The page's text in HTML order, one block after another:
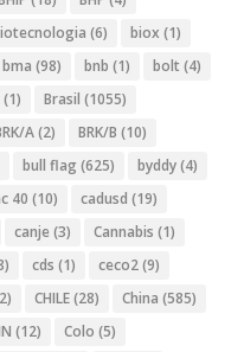
(6) biox (1)
bma (98) bnb (1) bolt (4)
(1) Brasil (1055)
A(2) BRK/B (10)
bull flag (625) byddy(4)
40 (10) cadusd (19)
canje (3) Cannabis (1)
cds (1) ceco2(9)
CHILE(28) China (585)
(12) Colo (5)